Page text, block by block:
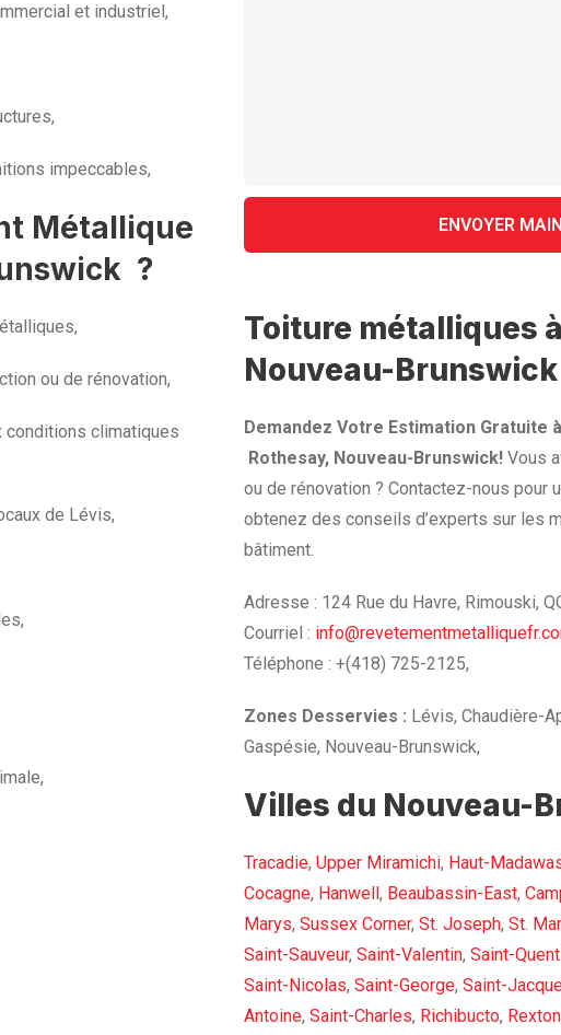
et industriel,
impeccables,
Métallique
?
ou de rénovation,
conditions climatiques
de Lévis,
Toiture métalliques
Nouveau-Brunswick
Demandez Votre Estimation Gratuite à
Rothesay, Nouveau-Brunswick! Vous
ou de rénovation ? Contactez-nous pour
obtenez des conseils d’experts sur les
bâtiment.
Adresse : 124 Rue du Havre, Rimouski,
Courriel :
Téléphone : +(418) 725-2125,
Zones Desservies : Lévis, Chaudière-
Gaspésie, Nouveau-Brunswick,
Villes du Nouveau-
Tracadie, Upper Miramichi, Haut-
Cocagne, Hanwell , Beaubassin-East,
Marys, Sussex Corner, St. Joseph, St.
Saint-Sauveur, Saint-Valentin, Saint-
Saint-Nicolas, Saint-George, Saint-
Antoine, Saint-Charles, Richibucto, Rexton